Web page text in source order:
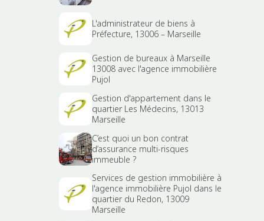
L'administrateur de biens à
Préfecture, 13006 – Marseille
Gestion de bureaux à Marseille
13008 avec l'agence immobilière
Pujol
Gestion d'appartement dans le
quartier Les Médecins, 13013
Marseille
C’est quoi un bon contrat
d’assurance multi-risques
immeuble ?
Services de gestion immobilière à
l'agence immobilière Pujol dans le
quartier du Redon, 13009
Marseille